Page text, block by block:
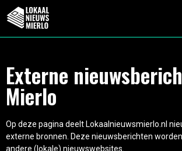
Externe
Mierlo
Op deze pagina deelt Lokaalnieuwsmierlo.nl
externe bronnen. Deze nieuwsberichten
andere (lokale) nieuwswebsites.